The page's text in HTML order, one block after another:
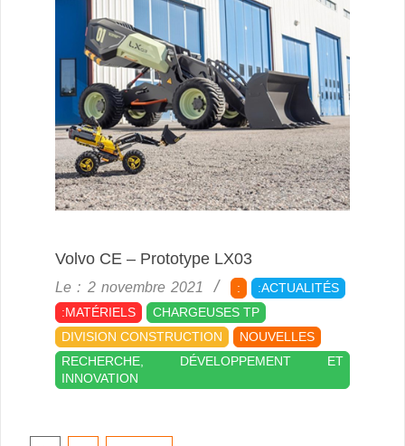
Volvo CE – Prototype LX03
2021-
11-
02
Le : 2 novembre 2021 :
:ACTUALITÉS
:MATÉRIELS
CHARGEUSES TP
DIVISION CONSTRUCTION
NOUVELLES
RECHERCHE, DÉVELOPPEMENT ET
INNOVATION